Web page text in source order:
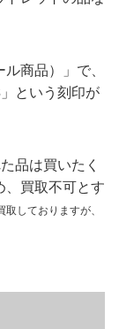
商品）」で、
という刻印が
品は買いたく
、買取不可とす
取しておりますが、